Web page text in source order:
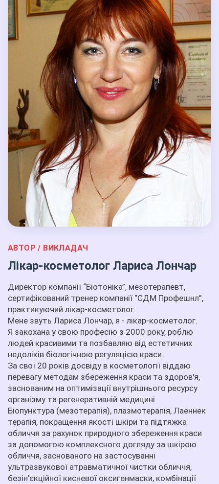
АВТОР / ВИКЛАДАЧ
Лікар-косметолог Лариса Лончар
Директор компанії “Біотоніка”, мезотерапевт,
сертифікований тренер компанії “СДМ Профешнл”,
практикуючий лікар-косметолог.
Мене звуть Лариса Лончар, я - лікар-косметолог.
Я закохана у свою професію з 2000 року, роблю
людей красивими та позбавляю від естетичних
недоліків біологічною регуляцією краси.
За свої 20 років досвіду в косметології віддаю
перевагу методам збереження краси та здоров'я,
заснованим на оптимізації внутрішнього ресурсу
організму та регенеративній медицині.
Біопунктура (мезотерапія), плазмотерапія, Лаеннек
терапія, покращення якості шкіри та підтяжка
обличчя за рахунок природного збереження краси
за допомогою комплексного догляду за шкірою
обличчя, заснованого на застосуванні
ультразвукової атравматичної чистки обличчя,
безін'єкційної кисневої оксигенмаски, комбінації